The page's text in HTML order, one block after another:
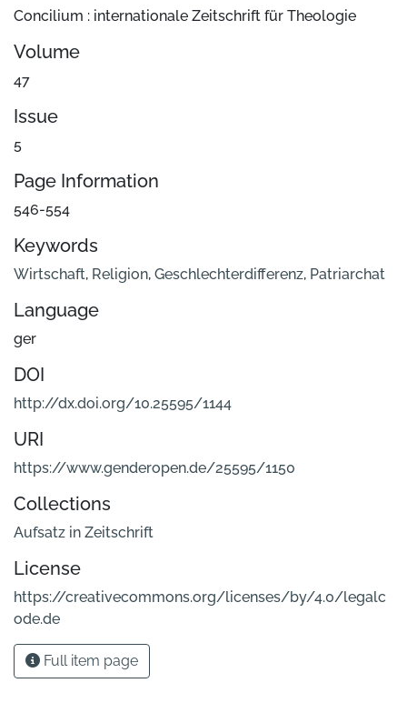
Concilium : internationale Zeitschrift für Theologie
Volume
47
Issue
5
Page Information
546-554
Keywords
Wirtschaft, Religion, Geschlechterdifferenz, Patriarchat
Language
ger
DOI
http://dx.doi.org/10.25595/1144
URI
https://www.genderopen.de/25595/1150
Collections
Aufsatz in Zeitschrift
License
https://creativecommons.org/licenses/by/4.0/legalc
ode.de
Full item page